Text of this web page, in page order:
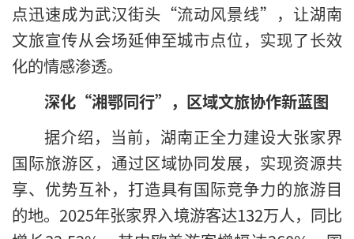
点迅速成为武汉街头“流动风景线”，让湖南
文旅宣传从会场延伸至城市点位，实现了长效
化的情感渗透。
深化“湘鄂同行”，区域文旅协作新蓝图
据介绍，当前，湖南正全力建设大张家界
国际旅游区，通过区域协同发展，实现资源共
享、优势互补，打造具有国际竞争力的旅游目
的地。2025年张家界入境游客达132万人，同比